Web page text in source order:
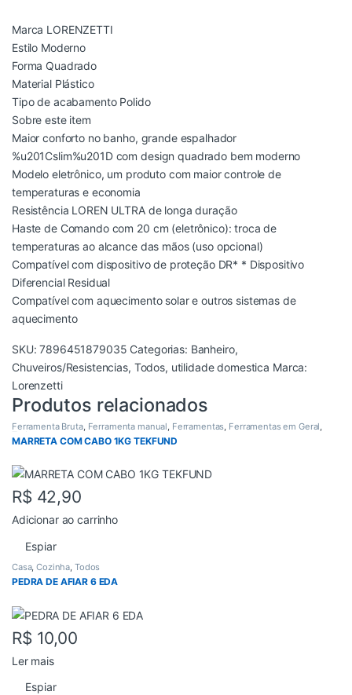
Marca LORENZETTI
Estilo Moderno
Forma Quadrado
Material Plástico
Tipo de acabamento Polido
Sobre este item
Maior conforto no banho, grande espalhador
%u201Cslim%u201D com design quadrado bem moderno
Modelo eletrônico, um produto com maior controle de
temperaturas e economia
Resistência LOREN ULTRA de longa duração
Haste de Comando com 20 cm (eletrônico): troca de
temperaturas ao alcance das mãos (uso opcional)
Compatível com dispositivo de proteção DR* * Dispositivo
Diferencial Residual
Compatível com aquecimento solar e outros sistemas de
aquecimento
SKU:7896451879035 Categorias: Banheiro,
Chuveiros/Resistencias, Todos, utilidade domestica Marca:
Lorenzetti
Produtos relacionados
Ferramenta Bruta, Ferramenta manual, Ferramentas, Ferramentas em Geral,
Todos
MARRETA COM CABO 1KG TEKFUND
R$ 42,90
Adicionar ao carrinho
Espiar
Casa,Cozinha, Todos
PEDRA DE AFIAR 6 EDA
R$ 10,00
Ler mais
Espiar